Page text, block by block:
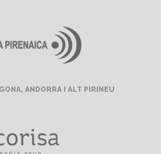
ANDORRA I ALT PIRINEU